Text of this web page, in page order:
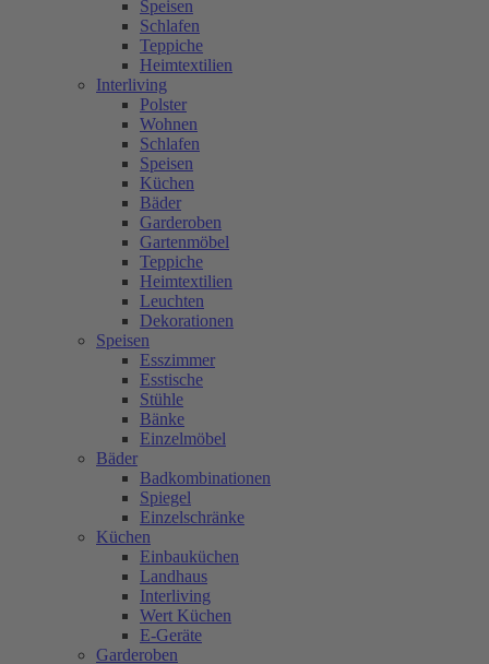
Speisen
Schlafen
Teppiche
Heimtextilien
Interliving
Polster
Wohnen
Schlafen
Speisen
Küchen
Bäder
Garderoben
Gartenmöbel
Teppiche
Heimtextilien
Leuchten
Dekorationen
Speisen
Esszimmer
Esstische
Stühle
Bänke
Einzelmöbel
Bäder
Badkombinationen
Spiegel
Einzelschränke
Küchen
Einbauküchen
Landhaus
Interliving
Wert Küchen
E-Geräte
Garderoben